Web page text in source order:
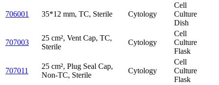
706001 35*12 mm, TC, Sterile Cytology
Cell
Culture
Dish
707003
25 cm², Vent Cap, TC,
Sterile
Cytology
Cell
Culture
Flask
707011
25 cm², Plug Seal Cap,
Non-TC, Sterile
Cytology
Cell
Culture
Flask